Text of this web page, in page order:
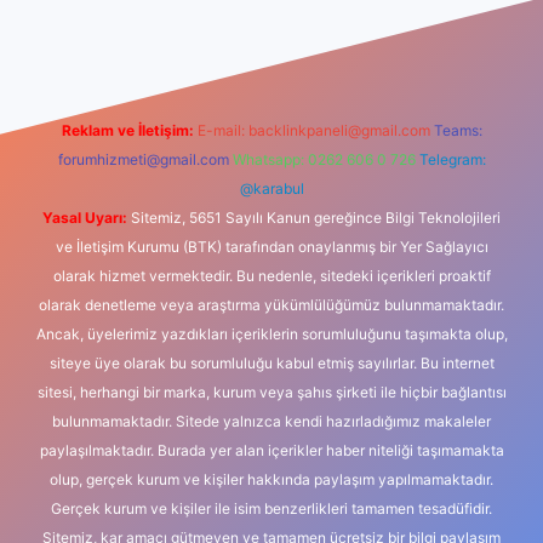
Reklam ve İletişim: E-mail: backlinkpaneli@gmail.com Teams:
forumhizmeti@gmail.com Whatsapp: 0262 606 0 726 Telegram:
@karabul
Yasal Uyarı: Sitemiz, 5651 Sayılı Kanun gereğince Bilgi Teknolojileri
ve İletişim Kurumu (BTK) tarafından onaylanmış bir Yer Sağlayıcı
olarak hizmet vermektedir. Bu nedenle, sitedeki içerikleri proaktif
olarak denetleme veya araştırma yükümlülüğümüz bulunmamaktadır.
Ancak, üyelerimiz yazdıkları içeriklerin sorumluluğunu taşımakta olup,
siteye üye olarak bu sorumluluğu kabul etmiş sayılırlar. Bu internet
sitesi, herhangi bir marka, kurum veya şahıs şirketi ile hiçbir bağlantısı
bulunmamaktadır. Sitede yalnızca kendi hazırladığımız makaleler
paylaşılmaktadır. Burada yer alan içerikler haber niteliği taşımamakta
olup, gerçek kurum ve kişiler hakkında paylaşım yapılmamaktadır.
Gerçek kurum ve kişiler ile isim benzerlikleri tamamen tesadüfidir.
Sitemiz, kar amacı gütmeyen ve tamamen ücretsiz bir bilgi paylaşım